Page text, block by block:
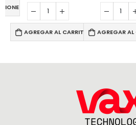
AGREGAR AL CARRITO AGREGAR